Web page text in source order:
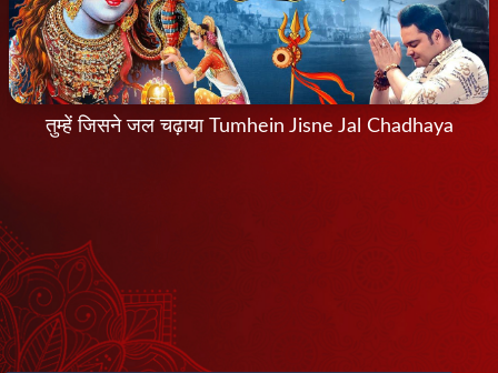
तुम्हें जिसने जल चढ़ाया Tumhein Jisne Jal Chadhaya